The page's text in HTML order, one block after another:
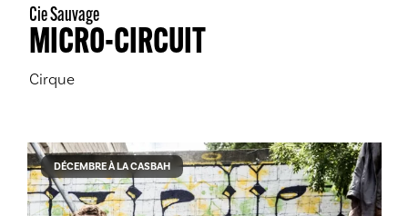
Cie Sauvage
MICRO-CIRCUIT
Cirque
DÉCEMBRE À LA CASBAH